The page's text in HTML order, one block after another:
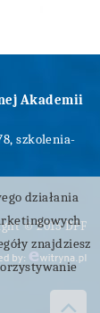
Akademii
szkolenia-
© 2015 DPF
działania
znajdziesz